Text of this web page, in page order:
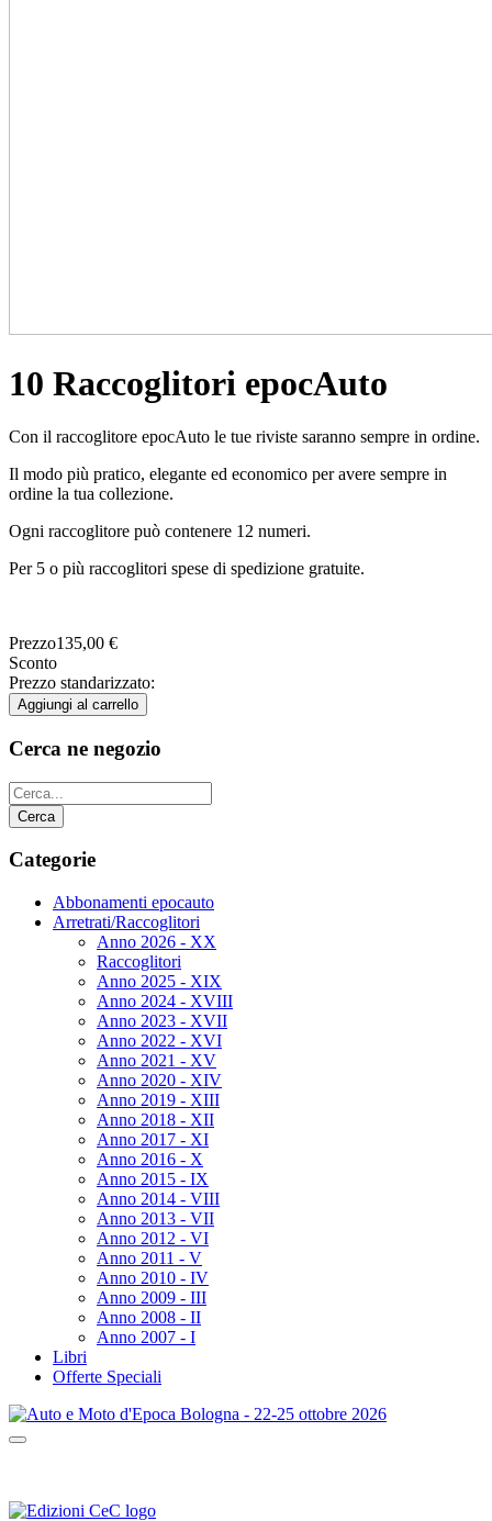
10 Raccoglitori epocAuto
Con il raccoglitore epocAuto le tue riviste saranno sempre in ordine.
Il modo più pratico, elegante ed economico per avere sempre in
ordine la tua collezione.
Ogni raccoglitore può contenere 12 numeri.
Per 5 o più raccoglitori spese di spedizione gratuite.
Prezzo135,00 €
Sconto
Prezzo standarizzato:
Cerca ne negozio
Categorie
Abbonamenti epocauto
Arretrati/Raccoglitori
Anno 2026 - XX
Raccoglitori
Anno 2025 - XIX
Anno 2024 - XVIII
Anno 2023 - XVII
Anno 2022 - XVI
Anno 2021 - XV
Anno 2020 - XIV
Anno 2019 - XIII
Anno 2018 - XII
Anno 2017 - XI
Anno 2016 - X
Anno 2015 - IX
Anno 2014 - VIII
Anno 2013 - VII
Anno 2012 - VI
Anno 2011 - V
Anno 2010 - IV
Anno 2009 - III
Anno 2008 - II
Anno 2007 - I
Libri
Offerte Speciali